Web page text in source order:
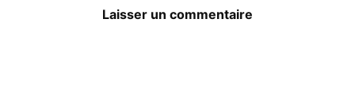
Laisser un commentaire